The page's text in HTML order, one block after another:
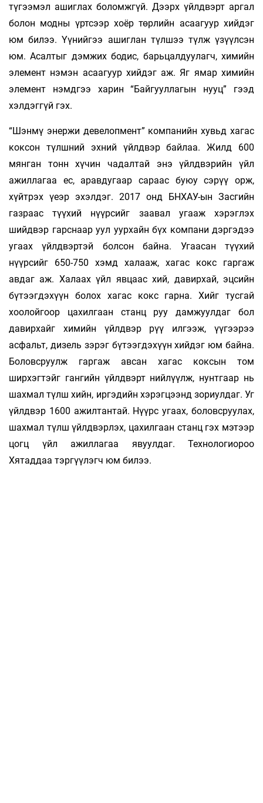
түгээмэл ашиглах боломжгүй. Дээрх үйлдвэрт аргал
болон модны үртсээр хоёр төрлийн асаагуур хийдэг
юм билээ. Үүнийгээ ашиглан түлшээ түлж үзүүлсэн
юм. Асалтыг дэмжих бодис, барьцалдуулагч, химийн
элемент нэмэн асаагуур хийдэг аж. Яг ямар химийн
элемент нэмдгээ харин “Байгууллагын нууц” гээд
хэлдэггүй гэх.
“Шэнмү энержи девелопмент” компанийн хувьд хагас
коксон түлшний эхний үйлдвэр байлаа. Жилд 600
мянган тонн хүчин чадалтай энэ үйлдвэрийн үйл
ажиллагаа ес, аравдугаар сараас буюу сэрүү орж,
хүйтрэх үеэр эхэлдэг. 2017 онд БНХАУ-ын Засгийн
газраас түүхий нүүрсийг заавал угааж хэрэглэх
шийдвэр гарснаар уул уурхайн бүх компани дэргэдээ
угаах үйлдвэртэй болсон байна. Угаасан түүхий
нүүрсийг 650-750 хэмд халааж, хагас кокс гаргаж
авдаг аж. Халаах үйл явцаас хий, давирхай, эцсийн
бүтээгдэхүүн болох хагас кокс гарна. Хийг тусгай
хоолойгоор цахилгаан станц руу дамжуулдаг бол
давирхайг химийн үйлдвэр рүү илгээж, үүгээрээ
асфальт, дизель зэрэг бүтээгдэхүүн хийдэг юм байна.
Боловсруулж гаргаж авсан хагас коксын том
ширхэгтэйг гангийн үйлдвэрт нийлүүлж, нунтгаар нь
шахмал түлш хийн, иргэдийн хэрэгцээнд зориулдаг. Уг
үйлдвэр 1600 ажилтантай. Нүүрс угаах, боловсруулах,
шахмал түлш үйлдвэрлэх, цахилгаан станц гэх мэтээр
цогц үйл ажиллагаа явуулдаг. Технологиороо
Хятаддаа тэргүүлэгч юм билээ.